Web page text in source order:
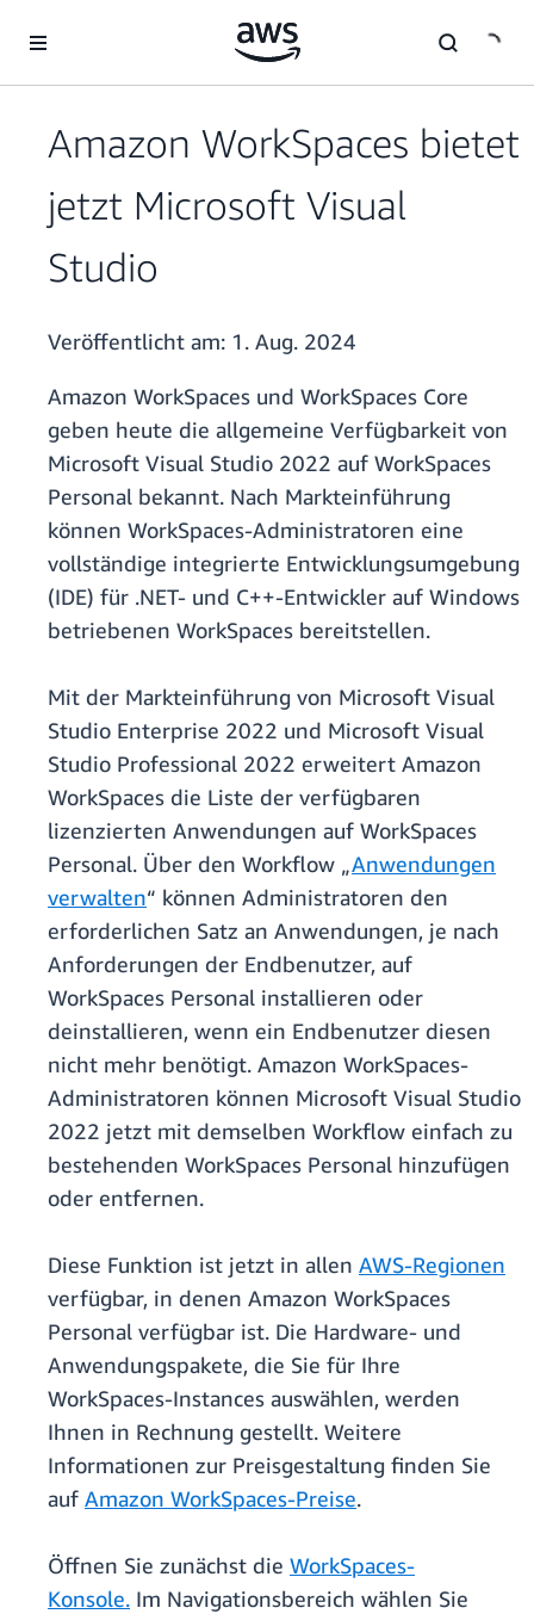
Überspringen zum Hauptinhalt
Amazon WorkSpaces bietet
jetzt Microsoft Visual
Studio
Veröffentlicht am: 1. Aug. 2024
Amazon WorkSpaces und WorkSpaces Core
geben heute die allgemeine Verfügbarkeit von
Microsoft Visual Studio 2022 auf WorkSpaces
Personal bekannt. Nach Markteinführung
können WorkSpaces-Administratoren eine
vollständige integrierte Entwicklungsumgebung
(IDE) für .NET- und C++-Entwickler auf Windows
betriebenen WorkSpaces bereitstellen.
Mit der Markteinführung von Microsoft Visual
Studio Enterprise 2022 und Microsoft Visual
Studio Professional 2022 erweitert Amazon
WorkSpaces die Liste der verfügbaren
lizenzierten Anwendungen auf WorkSpaces
Personal. Über den Workflow „Anwendungen
verwalten“ können Administratoren den
erforderlichen Satz an Anwendungen, je nach
Anforderungen der Endbenutzer, auf
WorkSpaces Personal installieren oder
deinstallieren, wenn ein Endbenutzer diesen
nicht mehr benötigt. Amazon WorkSpaces-
Administratoren können Microsoft Visual Studio
2022 jetzt mit demselben Workflow einfach zu
bestehenden WorkSpaces Personal hinzufügen
oder entfernen.
Diese Funktion ist jetzt in allen AWS-Regionen
verfügbar, in denen Amazon WorkSpaces
Personal verfügbar ist. Die Hardware- und
Anwendungspakete, die Sie für Ihre
WorkSpaces-Instances auswählen, werden
Ihnen in Rechnung gestellt. Weitere
Informationen zur Preisgestaltung finden Sie
auf Amazon WorkSpaces-Preise.
Öffnen Sie zunächst die WorkSpaces-
Konsole. Im Navigationsbereich wählen Sie